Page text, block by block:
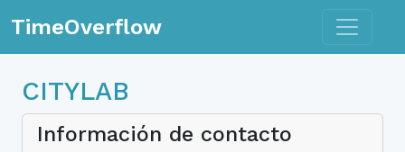
TimeOverflow Toggle
CITYLAB
Información de contacto